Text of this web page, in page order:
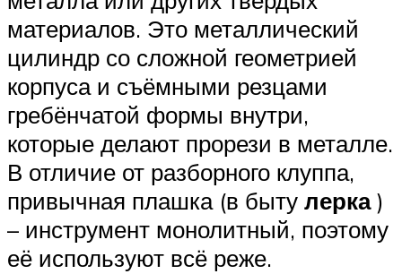
материалов. Это металлический
цилиндр со сложной геометрией
корпуса и съёмными резцами
гребёнчатой формы внутри,
которые делают прорези в металле.
В отличие от разборного клуппа,
привычная плашка (в быту лерка)
– инструмент монолитный, поэтому
её используют всё реже.